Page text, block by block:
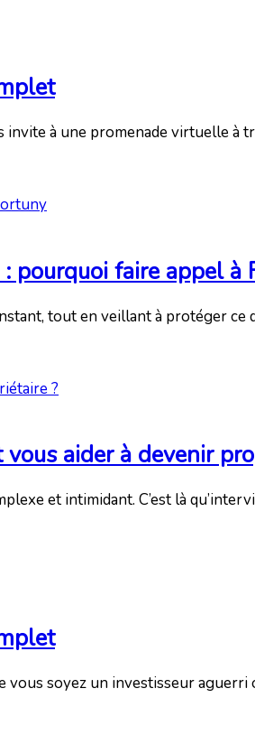
invite à une promenade virtuelle à
pourquoi faire appel à
tout en veillant à protéger ce
aider à devenir
et intimidant. C’est là
soyez un investisseur